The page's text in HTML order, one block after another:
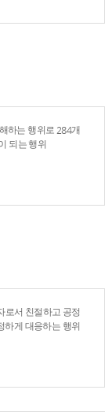
하는 행위로 284개
되는 행위
로서 친절하고 공정
하게 대응하는 행위